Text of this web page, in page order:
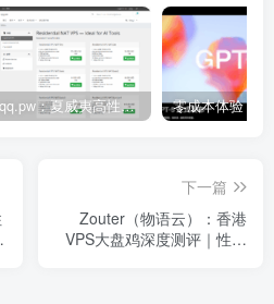
qq.pw：夏威夷高性能VPS测评｜Hawaiian Telcom原生家宽IP节点，Ryzen 9 7940HS八核强劲性能与跨太平洋网络延迟深度解析
下一篇
Zouter（物语云）：香港
VPS大盘鸡深度测评｜性能